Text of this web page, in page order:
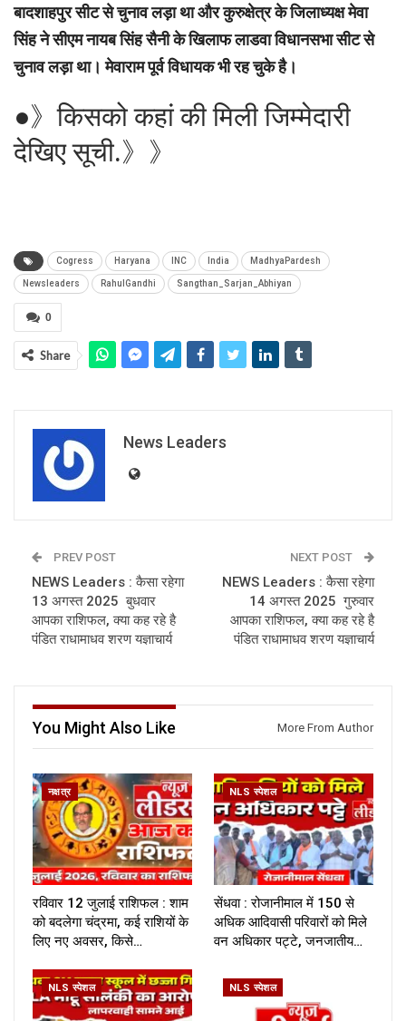
बादशाहपुर सीट से चुनाव लड़ा था और कुरुक्षेत्र के जिलाध्यक्ष मेवा
सिंह ने सीएम नायब सिंह सैनी के खिलाफ लाडवा विधानसभा सीट से
चुनाव लड़ा था। मेवाराम पूर्व विधायक भी रह चुके है।
●》किसको कहां की मिली जिम्मेदारी
देखिए सूची.》》
Cogress Haryana INC India MadhyaPardesh
Newsleaders RahulGandhi Sangthan_Sarjan_Abhiyan
0
Share
News Leaders
PREV POST
NEWS Leaders : कैसा रहेगा
13 अगस्त 2025 बुधवार
आपका राशिफल, क्या कह रहे है
पंडित राधामाधव शरण यज्ञाचार्य
NEXT POST
NEWS Leaders : कैसा रहेगा
14 अगस्त 2025 गुरुवार
आपका राशिफल, क्या कह रहे है
पंडित राधामाधव शरण यज्ञाचार्य
You Might Also Like More From Author
नक्षत्र
रविवार 12 जुलाई राशिफल : शाम
को बदलेगा चंद्रमा, कई राशियों के
लिए नए अवसर, किसे…
NLS स्पेशल
सेंधवा : रोजानीमाल में 150 से
अधिक आदिवासी परिवारों को मिले
वन अधिकार पट्टे, जनजातीय…
NLS स्पेशल NLS स्पेशल